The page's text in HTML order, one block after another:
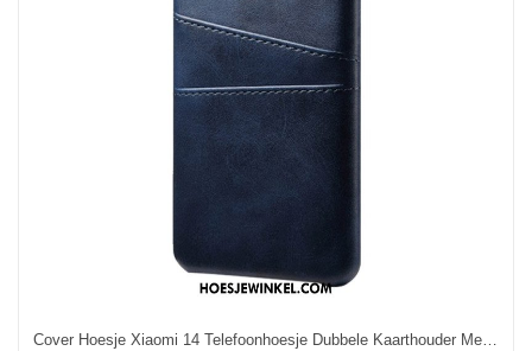
Cover Hoesje Xiaomi 14 Telefoonhoesje Dubbele Kaarthouder Met Leereffect